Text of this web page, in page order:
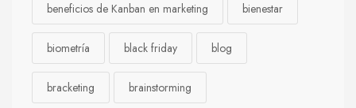
beneficios de Kanban en marketing bienestar
biometría black friday blog
bracketing brainstorming